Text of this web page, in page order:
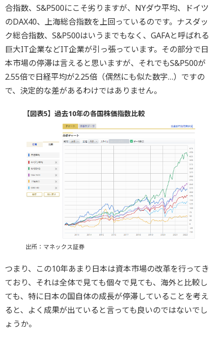
合指数、S&P500にこそ劣りますが、NYダウ平均、ドイツ
のDAX40、上海総合指数を上回っているのです。ナスダッ
ク総合指数、S&P500はいうまでもなく、GAFAと呼ばれる
巨大IT企業などIT企業が引っ張っています。その部分で日
本市場の停滞は言えると思いますが、それでもS&P500が
2.55倍で日経平均が2.25倍（偶然にも似た数字…）ですの
で、決定的な差があるわけではありません。
【図表5】過去10年の各国株価指数比較
出所：マネックス証券
つまり、この10年あまり日本は資本市場の改革を行ってき
ており、それは全体で見ても個々で見ても、海外と比較し
ても、特に日本の国自体の成長が停滞していることを考え
ると、よく成果が出ていると言っても良いのではないでし
ょうか。